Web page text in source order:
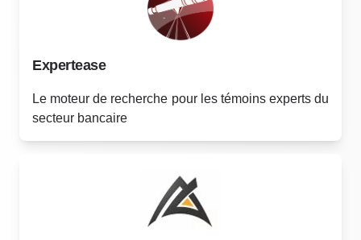
Expertease
Le moteur de recherche pour les témoins experts du
secteur bancaire